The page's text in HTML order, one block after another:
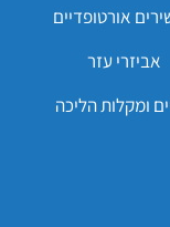
אורטופדיים
אביזרי עזר
ומקלות הליכה